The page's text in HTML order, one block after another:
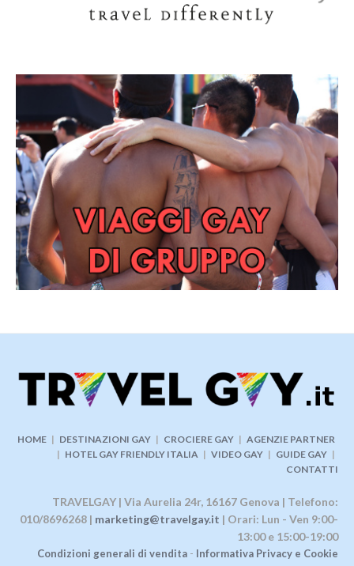
HOME | DESTINAZIONI GAY | CROCIERE GAY | AGENZIE PARTNER
| HOTEL GAY FRIENDLY ITALIA | VIDEO GAY | GUIDE GAY |
CONTATTI
TRAVELGAY | Via Aurelia 24r, 16167 Genova | Telefono:
010/8696268 | marketing@travelgay.it | Orari: Lun - Ven 9:00-
13:00 e 15:00-19:00
Condizioni generali di vendita - Informativa Privacy e Cookie